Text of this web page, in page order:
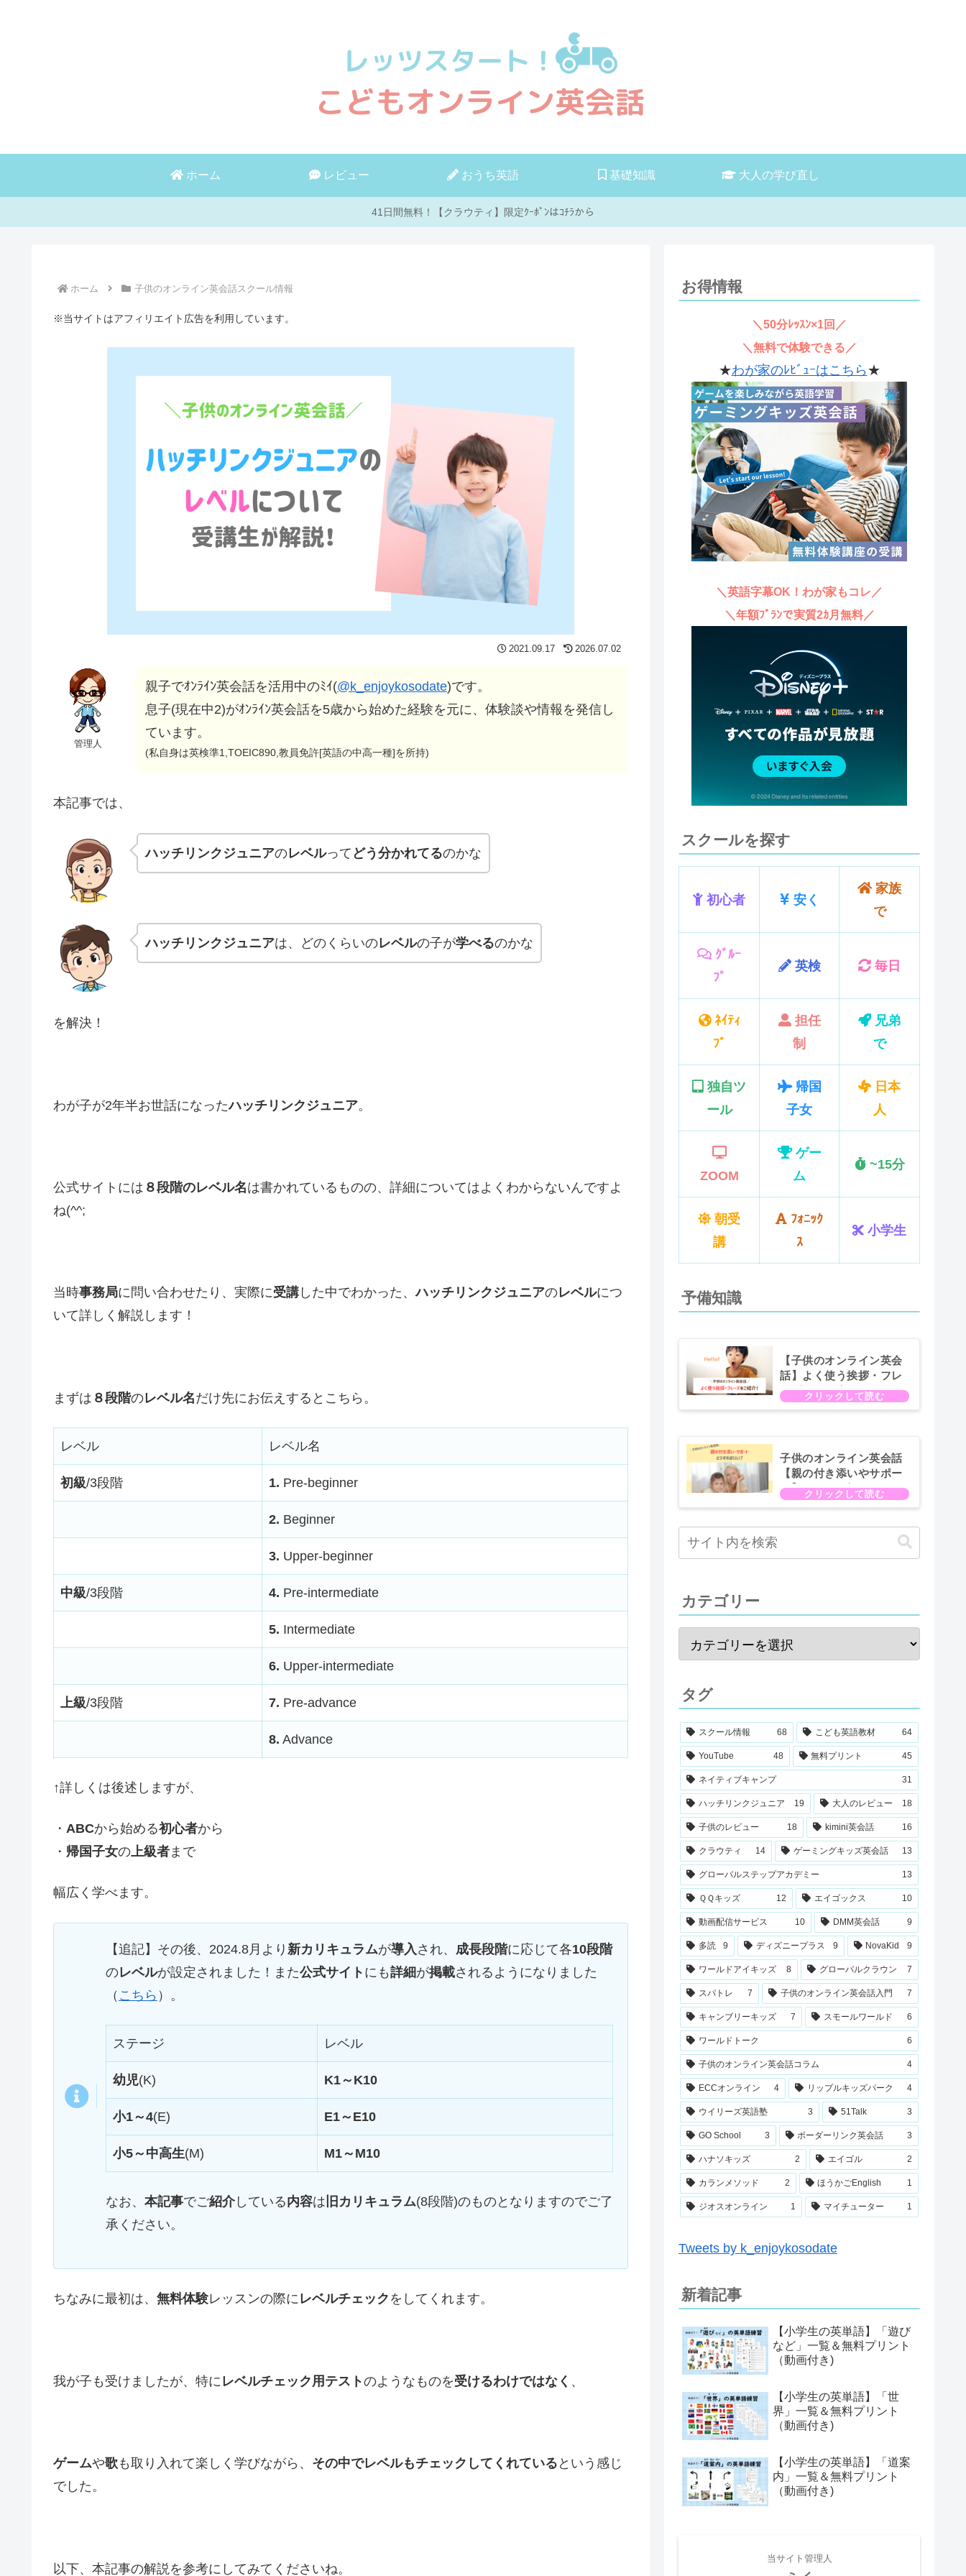
ホーム レビュー おうち英語 基礎知識 大人の学び直し
41日間無料！【クラウティ】限定ｸｰﾎﾟﾝはｺﾁﾗから
ホーム 子供のオンライン英会話スクール情報
※当サイトはアフィリエイト広告を利用しています。
2021.09.17 2026.07.02
管理人
親子でｵﾝﾗｲﾝ英会話を活用中のﾐｲ(@k_enjoykosodate)です。
息子(現在中2)がｵﾝﾗｲﾝ英会話を5歳から始めた経験を元に、体験談や情報を発信し
ています。
(私自身は英検準1,TOEIC890,教員免許[英語の中高一種]を所持)
本記事では、
ハッチリンクジュニアのレベルって どう分かれてるのかな
ハッチリンクジュニアは、どのくらいのレベルの子が学べるのかな
を解決！
わが子が2年半お世話になったハッチリンクジュニア。
公式サイトには ８段階のレベル名は書かれているものの、詳細についてはよくわからないんですよ
ね(^^;
当時事務局に問い合わせたり、実際に受講 した中でわかった、ハッチリンクジュニアのレベルにつ
いて詳しく解説します！
まずは ８段階のレベル名だけ先にお伝えするとこちら。
レベル レベル名
初級/3段階 1. Pre-beginner
2. Beginner
3. Upper-beginner
中級/3段階 4. Pre-intermediate
5. Intermediate
6. Upper-intermediate
上級/3段階 7. Pre-advance
8. Advance
↑詳しくは後述しますが、
・ ABCから始める初心者から
・ 帰国子女の上級者まで
幅広く学べます。
【追記】その後、2024.8月より 新カリキュラムが導入 され、 成長段階に応じて各10段階
のレベルが設定されました！また公式サイト にも詳細が掲載されるようになりました
（ こちら ）。
ステージ レベル
幼児(K) K1～K10
小1～4(E) E1～E10
小5～中高生(M) M1～M10
なお、 本記事でご紹介している内容は 旧カリキュラム(8段階)のものとなりますのでご了
承ください。
ちなみに最初は、 無料体験レッスンの際にレベルチェック をしてくれます。
我が子も受けましたが、特に レベルチェック用テストのようなものを受けるわけではなく 、
ゲームや歌も取り入れて楽しく学びながら、 その中でレベルもチェックしてくれている という感じ
でした。
以下、本記事の解説を参考にしてみてくださいね。
お得情報
＼50分ﾚｯｽﾝ×1回／
＼無料で体験できる／
★わが家のﾚﾋﾞｭｰはこちら ★
＼英語字幕OK！わが家もコレ／
＼年額ﾌﾟﾗﾝで実質2ｶ月無料／
スクールを探す
初心者 安く
家族
で
ｸﾞﾙｰ
ﾌﾟ
英検 毎日
ﾈｲﾃｨ
ﾌﾞ
担任
制
兄弟
で
独自ツ
ール
帰国
子女
日本
人
ZOOM
ゲー
ム
~15分
朝受
講
ﾌｫﾆｯｸ
ｽ
小学生
予備知識
【子供のオンライン英会
話】よく使う挨拶・フレ
ーズをご紹介！
子供のオンライン英会話
【親の付き添いやサポー
ト】について知っておき
たいコト
カテゴリー
タグ
スクール情報 68 こども英語教材 64
YouTube 48 無料プリント 45
ネイティブキャンプ 31
ハッチリンクジュニア 19 大人のレビュー 18
子供のレビュー 18 kimini英会話 16
クラウティ 14 ゲーミングキッズ英会話 13
グローバルステップアカデミー 13
ＱＱキッズ 12 エイゴックス 10
動画配信サービス 10 DMM英会話 9
多読 9 ディズニープラス 9 NovaKid 9
ワールドアイキッズ 8 グローバルクラウン 7
スパトレ 7 子供のオンライン英会話入門 7
キャンブリーキッズ 7 スモールワールド 6
ワールドトーク 6
子供のオンライン英会話コラム 4
ECCオンライン 4 リップルキッズパーク 4
ウイリーズ英語塾 3 51Talk 3
GO School 3 ボーダーリンク英会話 3
ハナソキッズ 2 エイゴル 2
カランメソッド 2 ほうかごEnglish 1
ジオスオンライン 1 マイチューター 1
Tweets by k_enjoykosodate
新着記事
【小学生の英単語】「遊び
など」一覧＆無料プリント
（動画付き)
【小学生の英単語】「世
界」一覧＆無料プリント
（動画付き)
【小学生の英単語】「道案
内」一覧＆無料プリント
（動画付き)
当サイト管理人